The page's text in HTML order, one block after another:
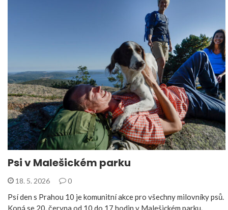
Psi v Malešickém parku
18. 5. 2026 0
Psí den s Prahou 10 je komunitní akce pro všechny milovníky psů.
Koná se 20. června od 10 do 17 hodin v Malešickém parku.